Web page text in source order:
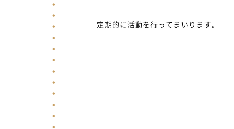
定期的に活動を行ってまいります。